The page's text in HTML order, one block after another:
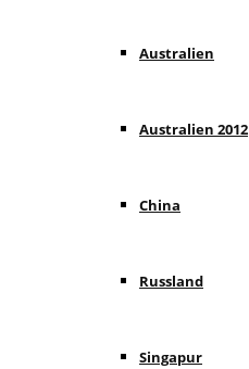
Australien
Australien 2012
China
Russland
Singapur